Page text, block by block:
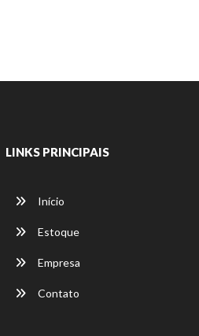
LINKS PRINCIPAIS
Início
Estoque
Empresa
Contato